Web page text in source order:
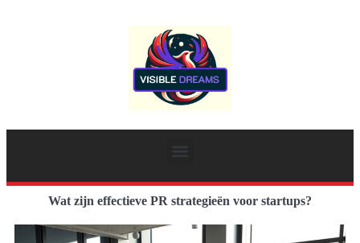
Wat zijn effectieve PR strategieën voor startups?